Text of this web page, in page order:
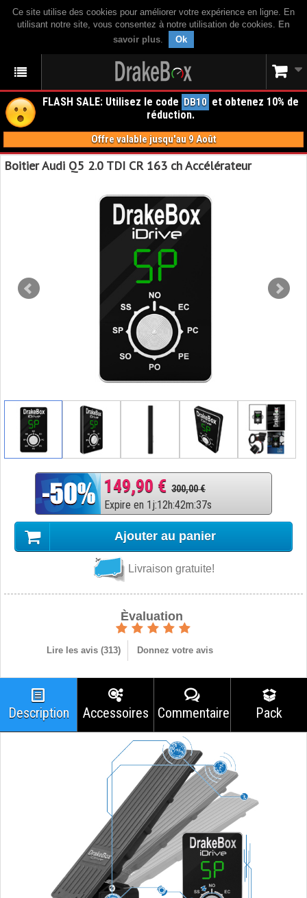
Ce site utilise des cookies pour améliorer votre expérience en ligne. En
utilisant notre site, vous consentez à notre utilisation de cookies. En
savoir plus. Ok
FLASH SALE: Utilisez le code DB10 et obtenez 10% de
réduction.
Offre valable jusqu'au 9 Août
Boitier Audi Q5 2.0 TDI CR 163 ch Accélérateur
149,90 € 300,00 €
Expire en 1 j:12h:42m:36s
Ajouter au panier
Livraison gratuite!
Èvaluation
Lire les avis (313) Donnez votre avis
Description Accessoires Commentaires Pack